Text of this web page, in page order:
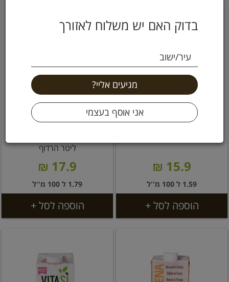
בדוק האם יש משלוח לאזורך
עיר/ישוב
משקה שקדים ואורז אורגני
15.9 ₪
1.59 ל 100 מ''ל
הוספה לסל +
משקה שקדים אורגני ללא
ליטר הרדוף
17.9 ₪
1.79 ל 100 מ''ל
הוספה לסל +